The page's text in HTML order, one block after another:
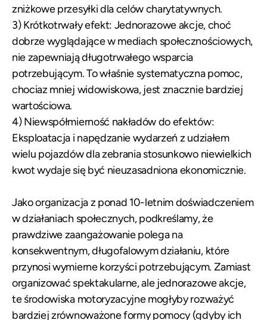
zniżkowe przesyłki dla celów charytatywnych.
3) Krótkotrwały efekt: Jednorazowe akcje, choć
dobrze wyglądające w mediach społecznościowych,
nie zapewniają długotrwałego wsparcia
potrzebującym. To właśnie systematyczna pomoc,
chociaz mniej widowiskowa, jest znacznie bardziej
wartościowa.
4) Niewspółmierność nakładów do efektów:
Eksploatacja i napędzanie wydarzeń z udziałem
wielu pojazdów dla zebrania stosunkowo niewielkich
kwot wydaje się być nieuzasadniona ekonomicznie.
Jako organizacja z ponad 10-letnim doświadczeniem
w działaniach społecznych, podkreślamy, że
prawdziwe zaangażowanie polega na
konsekwentnym, długofalowym działaniu, które
przynosi wymierne korzyści potrzebującym. Zamiast
organizować spektakularne, ale jednorazowe akcje,
te środowiska motoryzacyjne mogłyby rozważyć
bardziej zrównoważone formy pomocy (gdyby ich